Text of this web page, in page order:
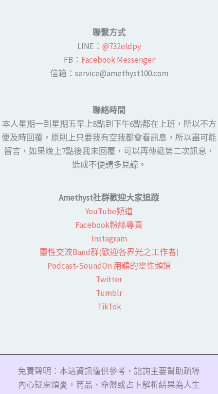
聯繫方式
LINE​： @732eldpy
FB：​ Facebook Messenger
​​信箱：service@amethyst100.com
聯絡時間
本人星期一到星期五早上8點到下午6點都在上班，所以不方
便及時回覆，原則上只要我有空我都會看訊息，所以盡可能
留言，如果晚上7點後我未回覆，可以再傳遞第二次訊息，
造成不便請多見諒。
Amethyst社群歡迎大家追蹤
YouTube頻道
Facebook粉絲專頁​
Instagram
靈性交流Band群(歡迎各界光之工作者)​
Podcast-SoundOn 用聽的靈性頻道
​Twitter
Tumblr
TikTok
免責聲明：本站資訊僅供參考，諮詢主要幫助疏導
內心疑慮煩憂，商品、命盤或占卜解析結果為人生